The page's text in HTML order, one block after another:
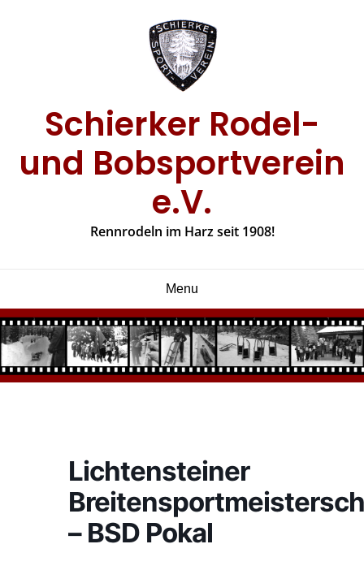
Schierker Rodel-
und Bobsportverein
e.V.
Rennrodeln im Harz seit 1908!
Menu
Lichtensteiner
– BSD Pokal